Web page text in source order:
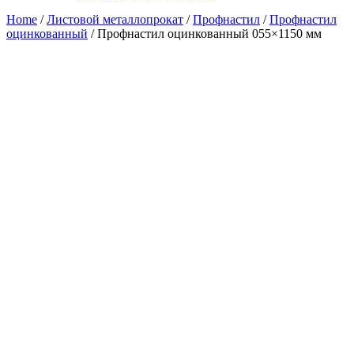
Home /Листовой металлопрокат /Профнастил /Профнастил
оцинкованный / Профнастил оцинкованный 055×1150 мм